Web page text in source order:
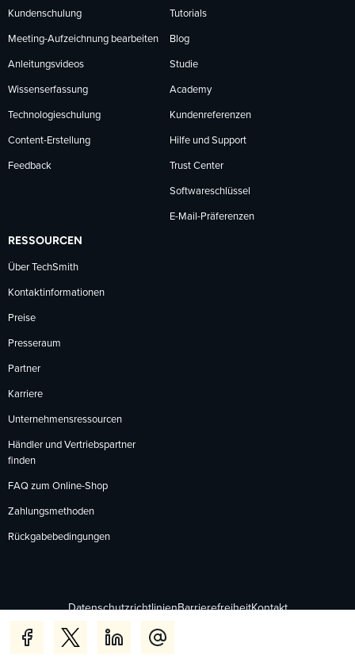
Kundenschulung
Meeting-Aufzeichnung bearbeiten
Anleitungsvideos
Wissenserfassung
Technologieschulung
Content-Erstellung
Feedback
Tutorials
Blog
Studie
Academy
Kundenreferenzen
Hilfe und Support
Trust Center
Softwareschlüssel
E-Mail-Präferenzen
RESSOURCEN
Über TechSmith
Kontaktinformationen
Preise
Presseraum
Partner
Karriere
Unternehmensressourcen
Händler und Vertriebspartner
finden
FAQ zum Online-Shop
Zahlungsmethoden
Rückgabebedingungen
DatenschutzrichtlinienBarrierefreiheitKontakt